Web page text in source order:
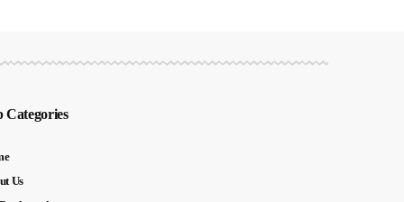
Categories
Us